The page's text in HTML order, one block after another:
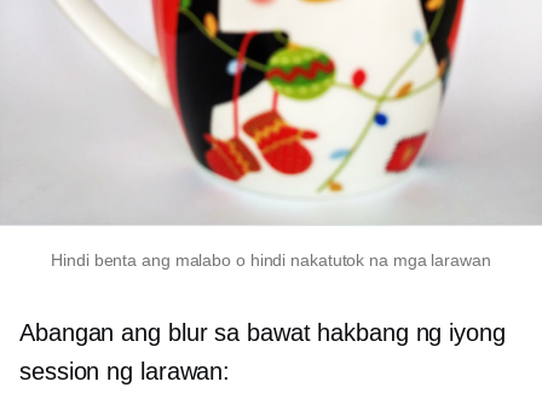
Hindi benta ang malabo o hindi nakatutok na mga larawan
Abangan ang blur sa bawat hakbang ng iyong
session ng larawan: